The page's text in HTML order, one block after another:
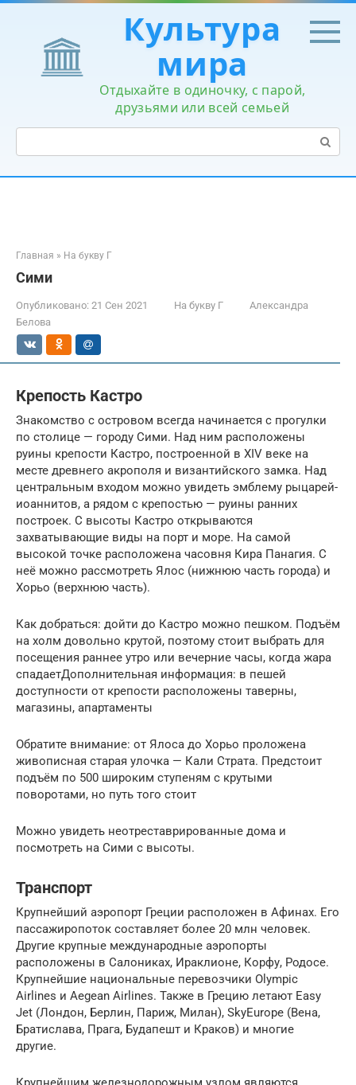
Перейти
контенту
Культура
мира
Отдыхайте в одиночку, с парой,
друзьями или всей семьей
Поиск:
Главная » На букву Г
Сими
Опубликовано: 21 Сен 2021 На букву Г
Александра
Белова
Крепость Кастро
Знакомство с островом всегда начинается с прогулки
по столице — городу Сими. Над ним расположены
руины крепости Кастро, построенной в XIV веке на
месте древнего акрополя и византийского замка. Над
центральным входом можно увидеть эмблему рыцарей-
иоаннитов, а рядом с крепостью — руины ранних
построек. С высоты Кастро открываются
захватывающие виды на порт и море. На самой
высокой точке расположена часовня Кира Панагия. С
неё можно рассмотреть Ялос (нижнюю часть города) и
Хорьо (верхнюю часть).
Как добраться: дойти до Кастро можно пешком. Подъём
на холм довольно крутой, поэтому стоит выбрать для
посещения раннее утро или вечерние часы, когда жара
спадаетДополнительная информация: в пешей
доступности от крепости расположены таверны,
магазины, апартаменты
Обратите внимание: от Ялоса до Хорьо проложена
живописная старая улочка — Кали Страта. Предстоит
подъём по 500 широким ступеням с крутыми
поворотами, но путь того стоит
Можно увидеть неотреставрированные дома и
посмотреть на Сими с высоты.
Транспорт
Крупнейший аэропорт Греции расположен в Афинах. Его
пассажиропоток составляет более 20 млн человек.
Другие крупные международные аэропорты
расположены в Салониках, Ираклионе, Корфу, Родосе.
Крупнейшие национальные перевозчики Olympic
Airlines и Aegean Airlines. Также в Грецию летают Easy
Jet (Лондон, Берлин, Париж, Милан), SkyEurope (Вена,
Братислава, Прага, Будапешт и Краков) и многие
другие.